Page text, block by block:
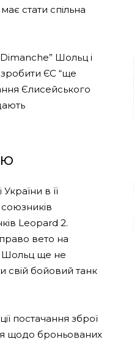
стати спільна
Dimanche” Шольц і
ЄС “ще
Єлисейського
в її
Leopard 2.
вето на
Шольц ще не
свій бойовий танк
постачання зброї
щодо броньованих